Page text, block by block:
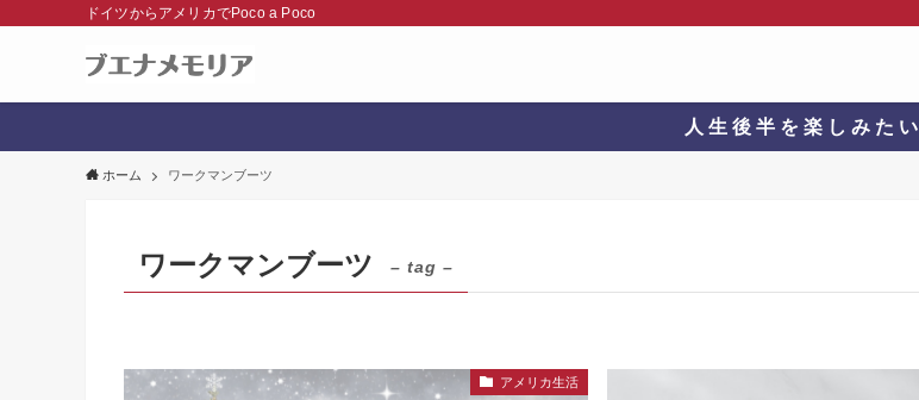
ドイツからアメリカでPoco a Poco
人 生 後 半 を 楽 し み た い
ホーム ワークマンブーツ
ワークマンブーツ – tag –
アメリカ生活